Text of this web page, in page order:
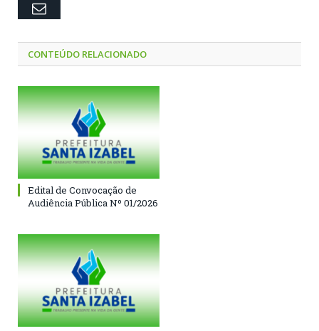
Email
CONTEÚDO RELACIONADO
Edital de Convocação de
Audiência Pública Nº 01/2026